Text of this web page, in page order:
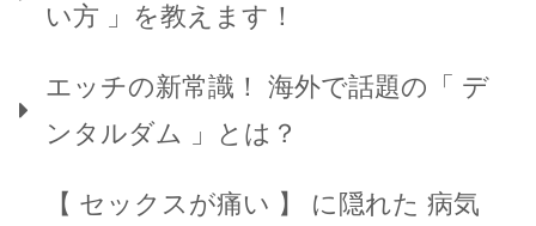
い方 」を教えます！
エッチの新常識！ 海外で話題の「 デ
ンタルダム 」とは？
【 セックスが痛い 】 に隠れた 病気